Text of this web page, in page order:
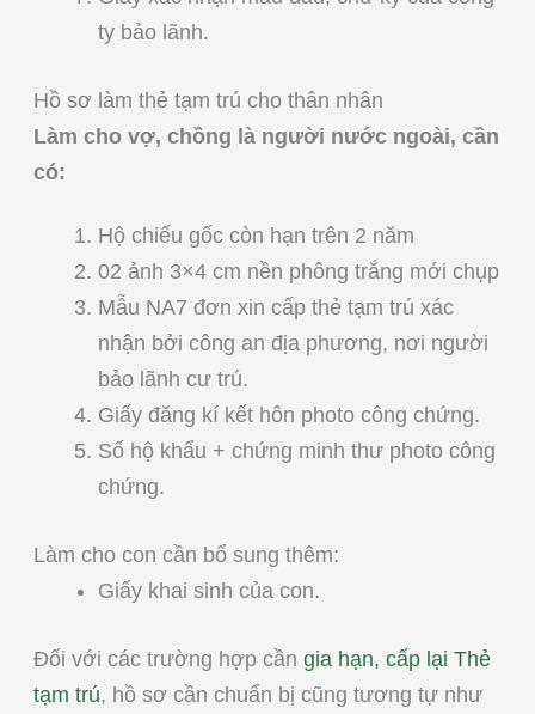
ty bảo lãnh.
Hồ sơ làm thẻ tạm trú cho thân nhân
Làm cho vợ, chồng là người nước ngoài, cần
có:
Hộ chiếu gốc còn hạn trên 2 năm
02 ảnh 3×4 cm nền phông trắng mới chụp
Mẫu NA7 đơn xin cấp thẻ tạm trú xác
nhận bởi công an địa phương, nơi người
bảo lãnh cư trú.
Giấy đăng kí kết hôn photo công chứng.
Số hộ khẩu + chứng minh thư photo công
chứng.
Làm cho con cần bổ sung thêm:
Giấy khai sinh của con.
Đối với các trường hợp cần gia hạn, cấp lại Thẻ
tạm trú, hồ sơ cần chuẩn bị cũng tương tự như